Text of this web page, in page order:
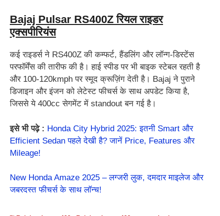
Bajaj Pulsar RS400Z रियल राइडर
एक्सपीरियंस
कई राइडर्स ने RS400Z की कम्फर्ट, हैंडलिंग और लॉन्ग-डिस्टेंस
परफॉर्मेंस की तारीफ की है। हाई स्पीड पर भी बाइक स्टेबल रहती है
और 100-120kmph पर स्मूद क्रूज़िंग देती है। Bajaj ने पुराने
डिजाइन और इंजन को लेटेस्ट फीचर्स के साथ अपडेट किया है,
जिससे ये 400cc सेगमेंट में standout बन गई है।
इसे भी पढ़े : Honda City Hybrid 2025: इतनी Smart और
Efficient Sedan पहले देखी है? जानें Price, Features और
Mileage!
New Honda Amaze 2025 – लग्जरी लुक, दमदार माइलेज और
जबरदस्त फीचर्स के साथ लॉन्च!